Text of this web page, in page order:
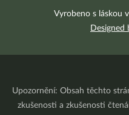
Vyrobeno s láskou
Designed
Upozornění: Obsah těchto
zkušenosti a zkušenosti